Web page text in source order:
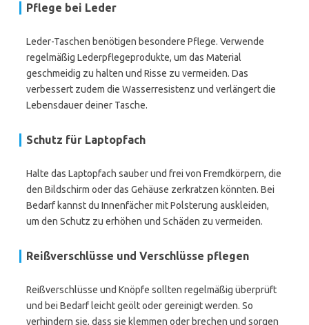
Pflege bei Leder
Leder-Taschen benötigen besondere Pflege. Verwende
regelmäßig Lederpflegeprodukte, um das Material
geschmeidig zu halten und Risse zu vermeiden. Das
verbessert zudem die Wasserresistenz und verlängert die
Lebensdauer deiner Tasche.
Schutz für Laptopfach
Halte das Laptopfach sauber und frei von Fremdkörpern, die
den Bildschirm oder das Gehäuse zerkratzen könnten. Bei
Bedarf kannst du Innenfächer mit Polsterung auskleiden,
um den Schutz zu erhöhen und Schäden zu vermeiden.
Reißverschlüsse und Verschlüsse pflegen
Reißverschlüsse und Knöpfe sollten regelmäßig überprüft
und bei Bedarf leicht geölt oder gereinigt werden. So
verhindern sie, dass sie klemmen oder brechen und sorgen